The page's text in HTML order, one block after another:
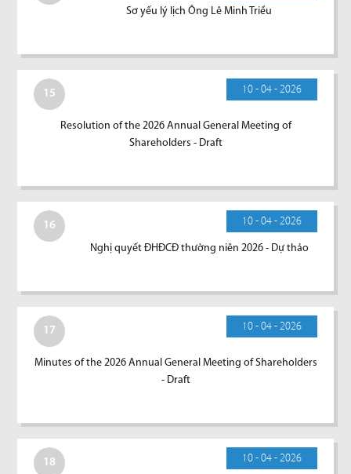
Sơ yếu lý lịch Ông Lê Minh Triều
15 10 - 04 - 2026
Resolution of the 2026 Annual General Meeting of
Shareholders - Draft
16 10 - 04 - 2026
Nghị quyết ĐHĐCĐ thường niên 2026 - Dự thảo
17 10 - 04 - 2026
Minutes of the 2026 Annual General Meeting of Shareholders
- Draft
18 10 - 04 - 2026